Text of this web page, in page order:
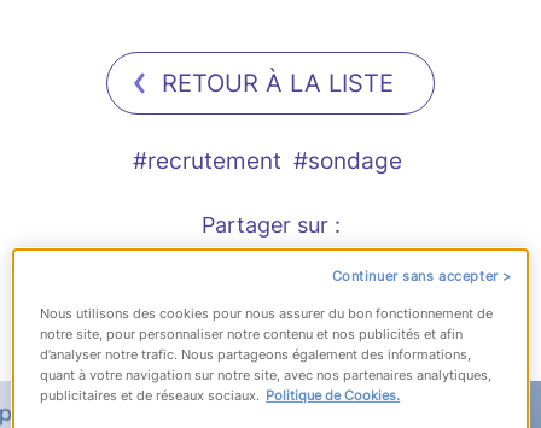
RETOUR À LA LISTE
#recrutement #sondage
Partager sur :
Publié le 23 avril 2020
Continuer sans accepter >
Nous utilisons des cookies pour nous assurer du bon fonctionnement de
notre site, pour personnaliser notre contenu et nos publicités et afin
d’analyser notre trafic. Nous partageons également des informations,
quant à votre navigation sur notre site, avec nos partenaires analytiques,
publicitaires et de réseaux sociaux. Politique de Cookies.